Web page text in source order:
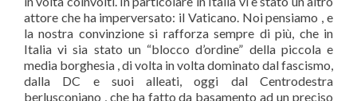
attore che ha imperversato: il Vaticano. Noi pensiamo , e
la nostra convinzione si rafforza sempre di più, che in
Italia vi sia stato un “blocco d’ordine” della piccola e
media borghesia , di volta in volta dominato dal fascismo,
dalla DC e suoi alleati, oggi dal Centrodestra
berlusconiano , che ha fatto da basamento ad un preciso